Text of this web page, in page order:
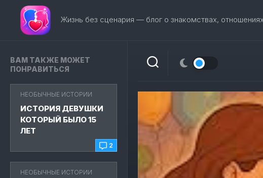
Перейти
содержанию
Жизнь без сценария — блог о знакомствах,
ВАМ ТАКЖЕ МОЖЕТ
ПОНРАВИТЬСЯ
2
НЕОБЫЧНЫЕ ИСТОРИИ
ИСТОРИЯ ДЕВУШКИ
КОТОРЫЙ БЫЛО 15
ЛЕТ
НЕОБЫЧНЫЕ ИСТОРИИ